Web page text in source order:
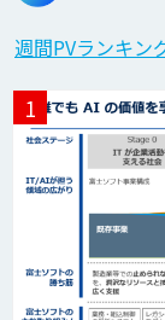
週間PVランキン